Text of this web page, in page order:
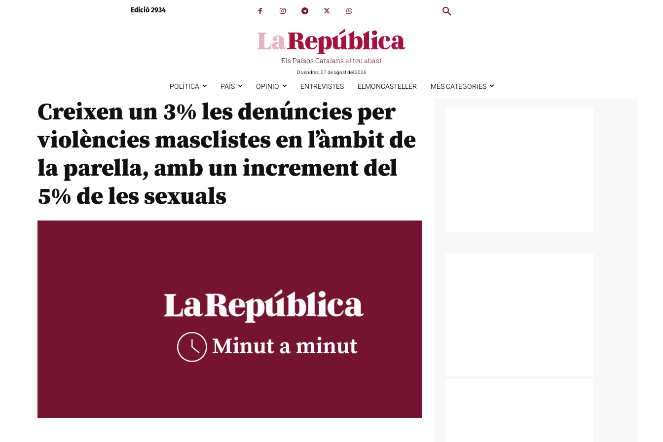
Edició 2934
Els Països Catalans al teu abast
Divendres, 07 de agost del 2026
POLÍTICA PAÍS OPINIÓ ENTREVISTES ELMONCASTELLER MÉS CATEGORIES
Creixen un 3% les denúncies per
violències masclistes en l’àmbit de
la parella, amb un increment del
5% de les sexuals